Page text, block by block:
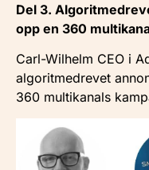
Del 3.
opp en 360
Carl-Wilhelm CEO i
algoritmedrevet
360 multikanals